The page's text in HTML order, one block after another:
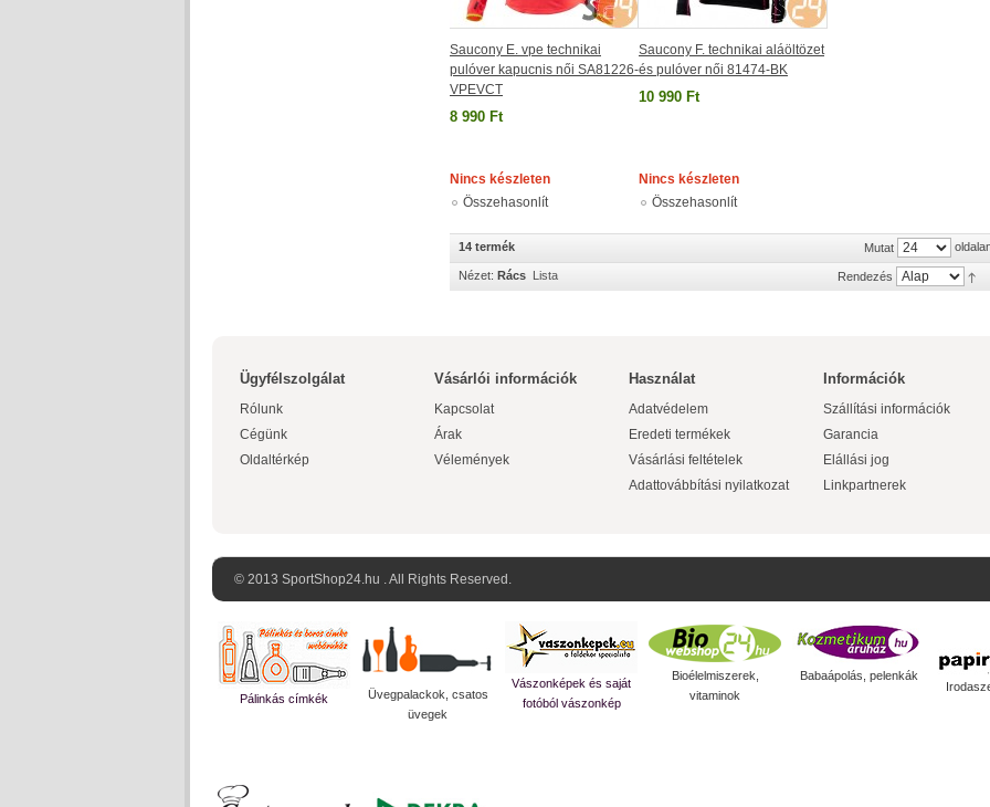
Saucony E. vpe technikai
pulóver kapucnis női SA81226-
VPEVCT
8 990 Ft
Nincs készleten
Összehasonlít
Saucony F. technikai aláöltözet
és pulóver női 81474-BK
10 990 Ft
Nincs készleten
Összehasonlít
14 termék Mutat
Nézet: Rács Lista Rendezés
Ügyfélszolgálat
Rólunk
Cégünk
Oldaltérkép
Vásárlói információk
Kapcsolat
Árak
Vélemények
Használat
Adatvédelem
Eredeti termékek
Vásárlási feltételek
Adattovábbítási nyilatkozat
Információk
Szállítási információk
Garancia
Elállási jog
Linkpartnerek
© 2013 SportShop24.hu . All Rights Reserved.
Pálinkás címkék
Üvegpalackok, csatos
üvegek
Vászonképek és saját
fotóból vászonkép
Bioélelmiszerek,
vitaminok
Babaápolás, pelenkák